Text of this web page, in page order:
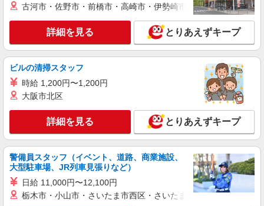
詳細を見る
株式会社クオリティライフ・コンシェルジュ 0203
マンションの受付・案内スタッフ・カフェスタ
ッフ
時給1400円 ※研修期間（最大4日間）は時給
東京都江東区塩浜
キープ 詳細を見る
正社員
ReCORE鍼灸接骨院
受付事務スタッフ
古河市・佐野市・前橋市・高崎市・伊勢崎市・太田市・館林市
詳細を見る とりあえずキープ
ビルの清掃スタッフ
時給 1,200円〜1,200円
大阪市北区
詳細を見る とりあえずキープ
警備員スタッフ（イベント、道路、商業施設、
大型駐車場、JR列車見張りなど）
日給 11,000円〜12,100円
栃木市・小山市・さいたま市西区・さいたま市岩槻区・久喜市・